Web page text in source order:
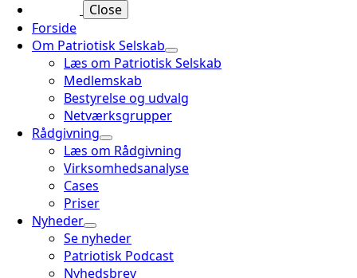
Close
Forside
Om Patriotisk Selskab
Læs om Patriotisk Selskab
Medlemskab
Bestyrelse og udvalg
Netværksgrupper
Rådgivning
Læs om Rådgivning
Virksomhedsanalyse
Cases
Priser
Nyheder
Se nyheder
Patriotisk Podcast
Nyhedsbrev